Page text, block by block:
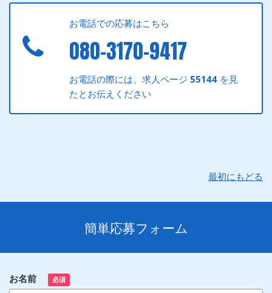
お電話での応募はこちら
080-3170-9417
お電話の際には、求人ページ55144 を見
たとお伝えください
最初にもどる
簡単応募フォーム
お名前 必須